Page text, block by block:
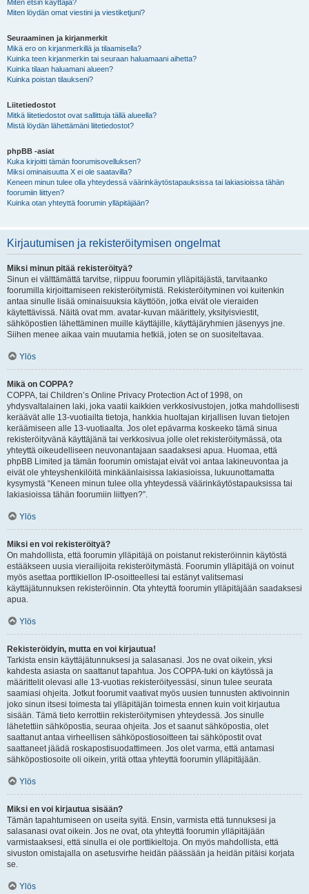
Miten etsin käyttäjiä?
Miten löydän omat viestini ja viestiketjuni?
Seuraaminen ja kirjanmerkit
Mikä ero on kirjanmerkillä ja tilaamisella?
Kuinka teen kirjanmerkin tai seuraan haluamaani aihetta?
Kuinka tilaan haluamani alueen?
Kuinka poistan tilaukseni?
Liitetiedostot
Mitkä liitetiedostot ovat sallittuja tällä alueella?
Mistä löydän lähettämäni liitetiedostot?
phpBB -asiat
Kuka kirjoitti tämän foorumisovelluksen?
Miksi ominaisuutta X ei ole saatavilla?
Keneen minun tulee olla yhteydessä väärinkäytöstapauksissa tai lakiasioissa tähän
foorumiin liittyen?
Kuinka otan yhteyttä foorumin ylläpitäjään?
Kirjautumisen ja rekisteröitymisen ongelmat
Miksi minun pitää rekisteröityä?
Sinun ei välttämättä tarvitse, riippuu foorumin ylläpitäjästä, tarvitaanko
foorumilla kirjoittamiseen rekisteröitymistä. Rekisteröityminen voi kuitenkin
antaa sinulle lisää ominaisuuksia käyttöön, jotka eivät ole vieraiden
käytettävissä. Näitä ovat mm. avatar-kuvan määrittely, yksityisviestit,
sähköpostien lähettäminen muille käyttäjille, käyttäjäryhmien jäsenyys jne.
Siihen menee aikaa vain muutamia hetkiä, joten se on suositeltavaa.
Ylös
Mikä on COPPA?
COPPA, tai Children’s Online Privacy Protection Act of 1998, on
yhdysvaltalainen laki, joka vaatii kaikkien verkkosivustojen, jotka mahdollisesti
keräävät alle 13-vuotiailta tietoja, hankkia huoltajan kirjallisen luvan tietojen
keräämiseen alle 13-vuotiaalta. Jos olet epävarma koskeeko tämä sinua
rekisteröityvänä käyttäjänä tai verkkosivua jolle olet rekisteröitymässä, ota
yhteyttä oikeudelliseen neuvonantajaan saadaksesi apua. Huomaa, että
phpBB Limited ja tämän foorumin omistajat eivät voi antaa lakineuvontaa ja
eivät ole yhteyshenkilöitä minkäänlaisissa lakiasioissa, lukuunottamatta
kysymystä “Keneen minun tulee olla yhteydessä väärinkäytöstapauksissa tai
lakiasioissa tähän foorumiin liittyen?”.
Ylös
Miksi en voi rekisteröityä?
On mahdollista, että foorumin ylläpitäjä on poistanut rekisteröinnin käytöstä
estääkseen uusia vierailijoita rekisteröitymästä. Foorumin ylläpitäjä on voinut
myös asettaa porttikiellon IP-osoitteellesi tai estänyt valitsemasi
käyttäjätunnuksen rekisteröinnin. Ota yhteyttä foorumin ylläpitäjään saadaksesi
apua.
Ylös
Rekisteröidyin, mutta en voi kirjautua!
Tarkista ensin käyttäjätunnuksesi ja salasanasi. Jos ne ovat oikein, yksi
kahdesta asiasta on saattanut tapahtua. Jos COPPA-tuki on käytössä ja
määrittelit olevasi alle 13-vuotias rekisteröityessäsi, sinun tulee seurata
saamiasi ohjeita. Jotkut foorumit vaativat myös uusien tunnusten aktivoinnin
joko sinun itsesi toimesta tai ylläpitäjän toimesta ennen kuin voit kirjautua
sisään. Tämä tieto kerrottiin rekisteröitymisen yhteydessä. Jos sinulle
lähetettiin sähköpostia, seuraa ohjeita. Jos et saanut sähköpostia, olet
saattanut antaa virheellisen sähköpostiosoitteen tai sähköpostit ovat
saattaneet jäädä roskapostisuodattimeen. Jos olet varma, että antamasi
sähköpostiosoite oli oikein, yritä ottaa yhteyttä foorumin ylläpitäjään.
Ylös
Miksi en voi kirjautua sisään?
Tämän tapahtumiseen on useita syitä. Ensin, varmista että tunnuksesi ja
salasanasi ovat oikein. Jos ne ovat, ota yhteyttä foorumin ylläpitäjään
varmistaaksesi, että sinulla ei ole porttikieltoja. On myös mahdollista, että
sivuston omistajalla on asetusvirhe heidän päässään ja heidän pitäisi korjata
se.
Ylös